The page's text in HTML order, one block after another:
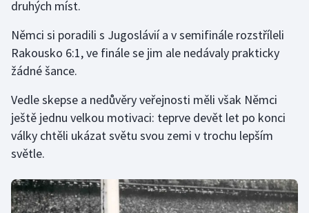
druhých míst.
Němci si poradili s Jugoslávií a v semifinále rozstříleli
Rakousko 6:1, ve finále se jim ale nedávaly prakticky
žádné šance.
Vedle skepse a nedůvěry veřejnosti měli však Němci
ještě jednu velkou motivaci: teprve devět let po konci
války chtěli ukázat světu svou zemi v trochu lepším
světle.